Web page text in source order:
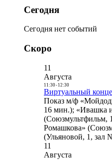
Сегодня
Сегодня нет событий
Скоро
11
Августа
11:30- 12:30
Виртуальный
Показ м/ф
16 мин.); «Ивашка
(Союзмультфильм,
Ромашкова»
(Ульяновой, 1, зал
11
Августа